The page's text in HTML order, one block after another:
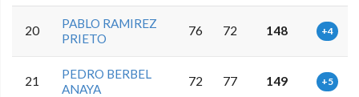
20
PABLO RAMIREZ
PRIETO
76 72 148 +4
21
PEDRO BERBEL
ANAYA
72 77 149 +5